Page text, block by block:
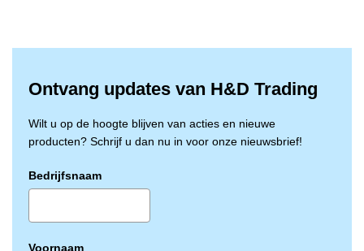
Let op: latex is een natuurlijk rubber dat bij sommige
kan veroorzaken. Kies in dat geval voor
handschoenen van bijvoorbeeld nitril.
Ontvang updates van H&D Trading
Wilt u op de hoogte blijven van acties en nieuwe
producten? Schrijf u dan nu in voor onze nieuwsbrief!
Bedrijfsnaam
Voornaam